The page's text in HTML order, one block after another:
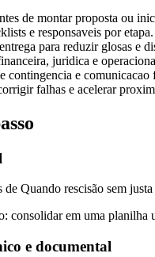
de montar proposta ou
e responsaveis por etapa.
para reduzir glosas e
juridica e
contingencia e comunicacao
falhas e acelerar
Quando rescisão sem
consolidar em uma planilha
e documental